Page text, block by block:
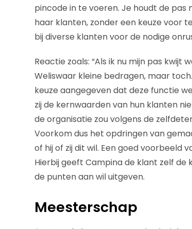
pincode in te voeren. Je houdt de
haar klanten, zonder een keuze voor
bij diverse klanten voor de nodige
Reactie zoals: “Als ik nu mijn pas kwijt
Weliswaar kleine bedragen, maar
keuze aangegeven dat deze functie
zij de kernwaarden van hun klanten
de organisatie zou volgens de
Voorkom dus het opdringen van
of hij of zij dit wil. Een goed voorbeeld
Hierbij geeft Campina de klant zelf de
de punten aan wil uitgeven.
Meesterschap